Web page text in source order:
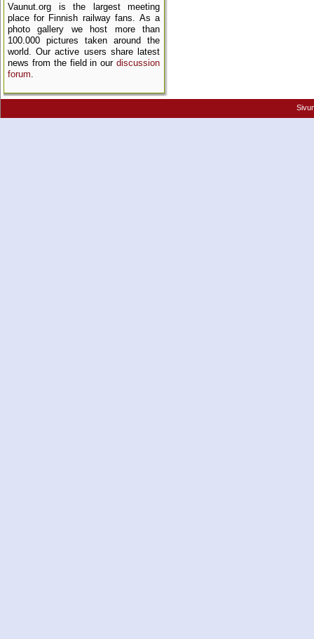
Vaunut.org is the largest meeting
place for Finnish railway fans. As a
photo gallery we host more than
100.000 pictures taken around the
world. Our active users share latest
news from the field in our discussion
forum